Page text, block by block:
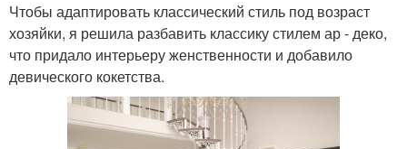
Чтобы адаптировать классический стиль под возраст
хозяйки, я решила разбавить классику стилем ар - деко,
что придало интерьеру женственности и добавило
девического кокетства.